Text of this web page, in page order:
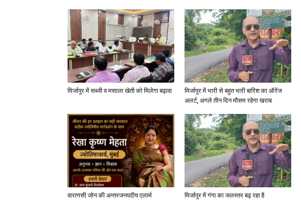
मिर्जापुर में सब्जी व मसाला खेती को मिलेगा बढ़ावा
मिर्जापुर में भारी से बहुत भारी बारिश का ऑरेंज
अलर्ट, अगले तीन दिन मौसम रहेगा खराब
वाराणसी जोन की अन्तरजनपदीय एलार्म
मिर्जापुर में गंगा का जलस्तर बढ़ रहा है